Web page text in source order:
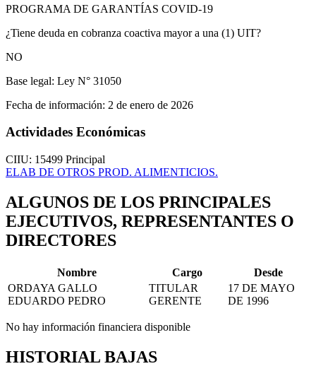
PROGRAMA DE GARANTÍAS COVID-19
¿Tiene deuda en cobranza coactiva mayor a una (1) UIT?
NO
Base legal: Ley N° 31050
Fecha de información: 2 de enero de 2026
Actividades Económicas
CIIU: 15499 Principal
ELAB DE OTROS PROD. ALIMENTICIOS.
ALGUNOS DE LOS PRINCIPALES
EJECUTIVOS, REPRESENTANTES O
DIRECTORES
Nombre Cargo
Desde
ORDAYA GALLO
EDUARDO PEDRO
TITULAR
GERENTE
17 DE MAYO
DE 1996
No hay información financiera disponible
HISTORIAL BAJAS